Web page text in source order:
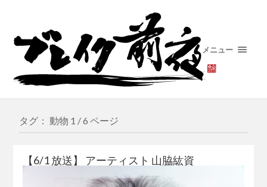
メニュー
タグ： 動物 1 / 6 ページ
【6/1 放送】 アーティスト 山脇紘資